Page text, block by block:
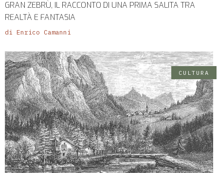
GRAN ZEBRÙ, IL RACCONTO DI UNA PRIMA SALITA TRA
REALTÀ E FANTASIA
di Enrico Camanni
CULTURA